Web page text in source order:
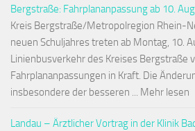
Bergstraße: Fahrplananpassung ab 10.
Kreis Bergstraße/Metropolregion Rhein-
neuen Schuljahres treten ab Montag, 10.
Linienbusverkehr des Kreises Bergstraße
Fahrplananpassungen in Kraft. Die
insbesondere der besseren ... Mehr lesen
Landau – Ärztlicher Vortrag in der Klinik